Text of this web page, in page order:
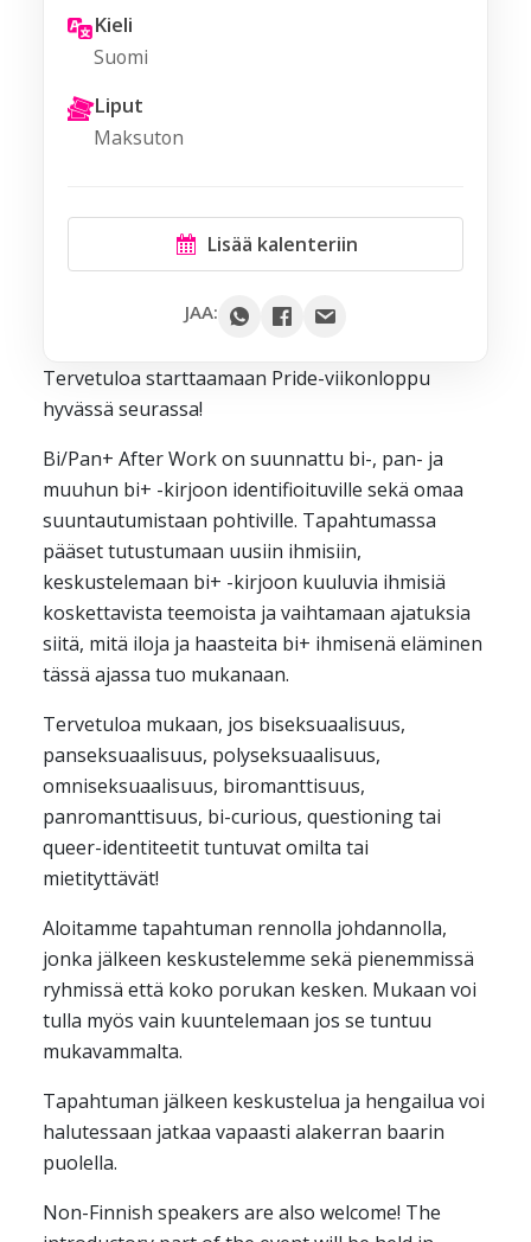
Tervetuloa starttaamaan Pride-viikonloppu
hyvässä seurassa!
Bi/Pan+ After Work on suunnattu bi-, pan- ja
muuhun bi+ -kirjoon identifioituville sekä omaa
suuntautumistaan pohtiville. Tapahtumassa
pääset tutustumaan uusiin ihmisiin,
keskustelemaan bi+ -kirjoon kuuluvia ihmisiä
koskettavista teemoista ja vaihtamaan ajatuksia
siitä, mitä iloja ja haasteita bi+ ihmisenä eläminen
tässä ajassa tuo mukanaan.
Tervetuloa mukaan, jos biseksuaalisuus,
panseksuaalisuus, polyseksuaalisuus,
omniseksuaalisuus, biromanttisuus,
panromanttisuus, bi-curious, questioning tai
queer-identiteetit tuntuvat omilta tai
mietityttävät!
Aloitamme tapahtuman rennolla johdannolla,
jonka jälkeen keskustelemme sekä pienemmissä
ryhmissä että koko porukan kesken. Mukaan voi
tulla myös vain kuuntelemaan jos se tuntuu
mukavammalta.
Tapahtuman jälkeen keskustelua ja hengailua voi
halutessaan jatkaa vapaasti alakerran baarin
puolella.
Non-Finnish speakers are also welcome! The
Kieli
Suomi
Liput
Maksuton
Lisää kalenteriin
Yahoo
JAA: